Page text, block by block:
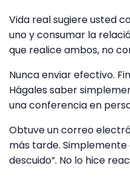
Vida real sugiere usted
uno y consumar la
que realice ambos, no
Nunca enviar efectivo.
Hágales saber
una conferencia en
Obtuve un correo
más tarde. Simplemente
descuido”. No lo hice